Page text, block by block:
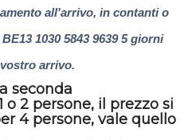
all'arrivo, in contanti o
1030 5843 9639 5 giorni
arrivo.
seconda
o 2 persone, il prezzo si
4 persone, vale quello